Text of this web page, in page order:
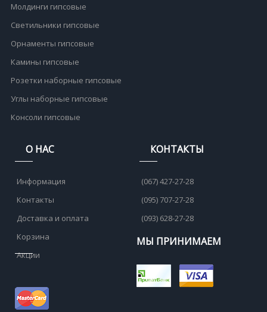
Молдинги гипсовые
Светильники гипсовые
Орнаменты гипсовые
Камины гипсовые
Розетки наборные гипсовые
Углы наборные гипсовые
Консоли гипсовые
О НАС
Информация
Контакты
Доставка и оплата
Корзина
Акции
КОНТАКТЫ
(067) 427-27-28
(095) 707-27-28
(093) 628-27-28
МЫ ПРИНИМАЕМ